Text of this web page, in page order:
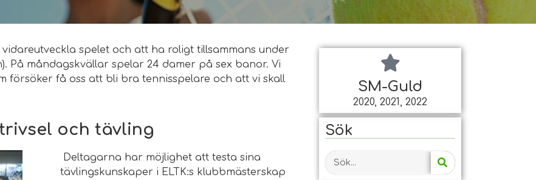
spelet och att ha roligt tillsammans under
På måndagskvällar spelar 24 damer på sex banor. Vi
försöker få oss att bli bra tennisspelare och att vi skall
och tävling
Deltagarna har möjlighet att testa sina
tävlingskunskaper i ELTK:s klubbmästerskap
SM-Guld
2020, 2021, 2022
Sök